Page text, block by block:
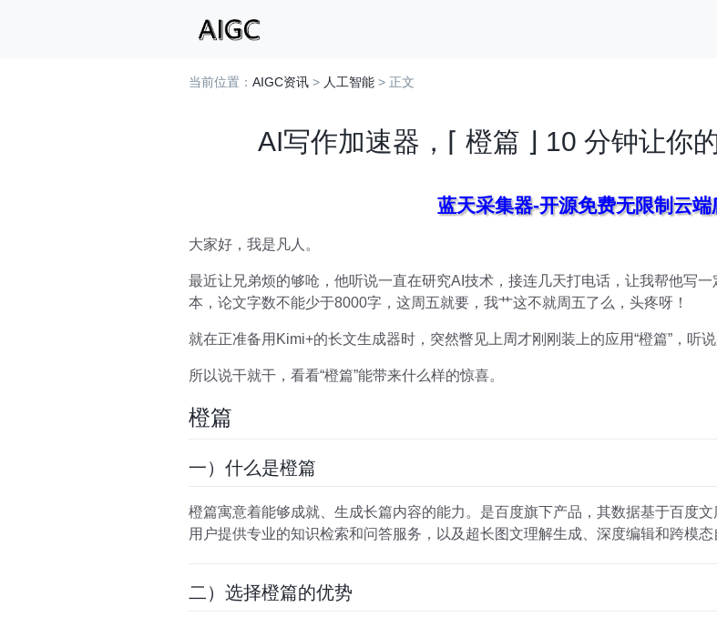
当前位置： AIGC资讯 > 人工智能 > 正文
AI写作加速器，⌈ 橙篇 ⌋ 10 分钟让你
蓝天采集器-开源免费无限制云端
大家好，我是凡人。
最近让兄弟烦的够呛，他听说一直在研究AI技术，接连几天打电话，让我帮他写
本，论文字数不能少于8000字，这周五就要，我艹这不就周五了么，头疼呀！
就在正准备用Kimi+的长文生成器时，突然瞥见上周才刚刚装上的应用“橙篇”，听
所以说干就干，看看“橙篇”能带来什么样的惊喜。
橙篇
一）什么是橙篇
橙篇寓意着能够成就、生成长篇内容的能力。是百度旗下产品，其数据基于百度
用户提供专业的知识检索和问答服务，以及超长图文理解生成、深度编辑和跨模态
二）选择橙篇的优势